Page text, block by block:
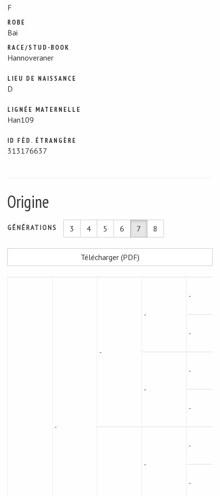
F
ROBE
Bai
RACE/STUD-BOOK
Hannoveraner
LIEU DE NAISSANCE
D
LIGNÉE MATERNELLE
Han109
ID FÉD. ÉTRANGÈRE
313176637
Origine
GÉNÉRATIONS 3 4 5 6 7 8
Télécharger (PDF)
-
-
-
-
-
-
-
-
-
-
-